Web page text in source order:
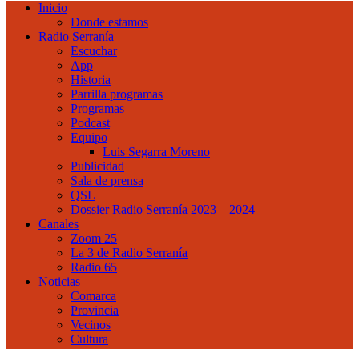
Inicio
Donde estamos
Radio Serranía
Escuchar
App
Historia
Parrilla programas
Programas
Podcast
Equipo
Luis Segarra Moreno
Publicidad
Sala de prensa
QSL
Dossier Radio Serranía 2023 – 2024
Canales
Zoom 25
La 3 de Radio Serranía
Radio 65
Noticias
Comarca
Provincia
Vecinos
Cultura